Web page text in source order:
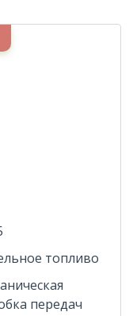
топливо
передач